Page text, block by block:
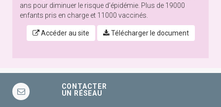
ans pour diminuer le risque d’épidémie. Plus de 19000
enfants pris en charge et 11000 vaccinés.
Accéder au site Télécharger le document
CONTACTER
UN RÉSEAU